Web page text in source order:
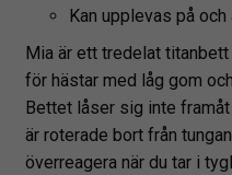
Kan upplevas på och
Mia är ett tredelat
för hästar med låg gom
Bettet låser sig inte
är roterade bort från
överreagera när du tar i